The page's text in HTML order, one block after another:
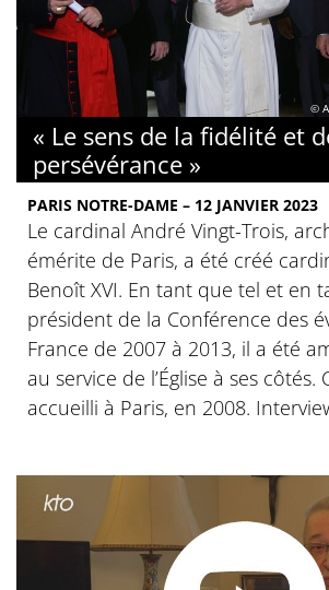
©
« Le sens de la fidélité et
persévérance »
PARIS NOTRE-DAME – 12 JANVIER 2023
Le cardinal André Vingt-Trois,
émérite de Paris, a été créé
Benoît XVI. En tant que tel et en
président de la Conférence des
France de 2007 à 2013, il a été
au service de l’Église à ses côtés.
accueilli à Paris, en 2008.